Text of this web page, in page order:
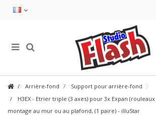
Arrière-fond
Support pour arrière-fond
H3EX - Etrier triple (3 axes) pour 3x Expan
montage au mur ou au plafond, (1 paire) - illuStar